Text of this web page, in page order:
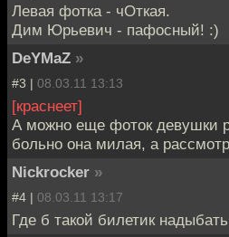
Левая фотка - чОткая.
Дим Юрьевич - пафосный! :)
DeYMaZ »
#3 | 08.03.11 13:13
[краснеет]
А можно еще фоток девушки
больно она милая, а
Nickrocker »
#4 | 08.03.11 13:17
Где б такой билетик